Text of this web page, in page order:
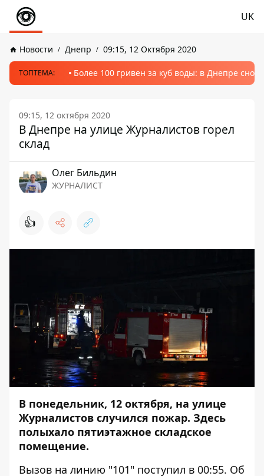
UK
Новости Днепр 09:15, 12 Октября 2020
ТОПТЕМА: Более 100 гривен за куб воды: в Днепре
09:15, 12 октября 2020
В Днепре на улице Журналистов горел
склад
Олег Бильдин
ЖУРНАЛИСТ
👍
В понедельник, 12 октября, на улице
Журналистов случился пожар. Здесь
полыхало пятиэтажное складское
помещение.
Вызов на линию "101" поступил в 00:55. Об